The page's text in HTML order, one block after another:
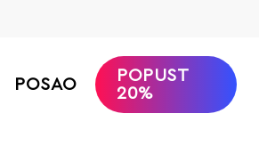
POSAO
POPUST
20%